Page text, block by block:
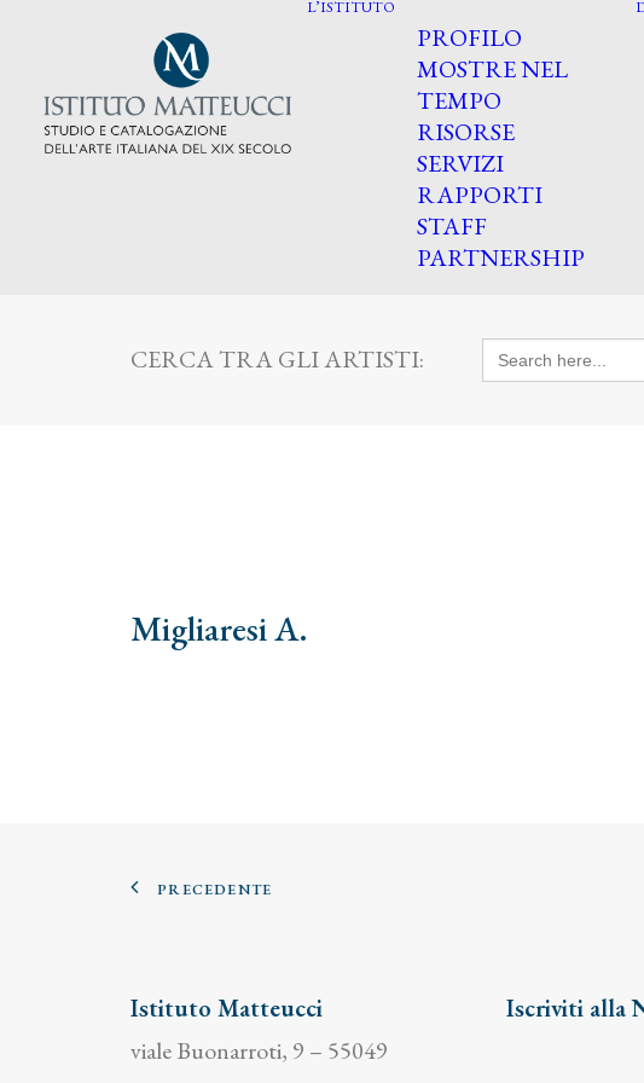
L’ISTITUTO
PROFILO
MOSTRE NEL
TEMPO
RISORSE
SERVIZI
RAPPORTI
STAFF
PARTNERSHIP
CERCA TRA GLI ARTISTI: Search
for:
Migliaresi A.
PRECEDENTE
Istituto Matteucci
viale Buonarroti, 9 – 55049
Iscriviti alla